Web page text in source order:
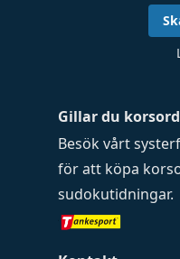
Gillar du
Besök vårt
för att köpa
sudokutidningar.